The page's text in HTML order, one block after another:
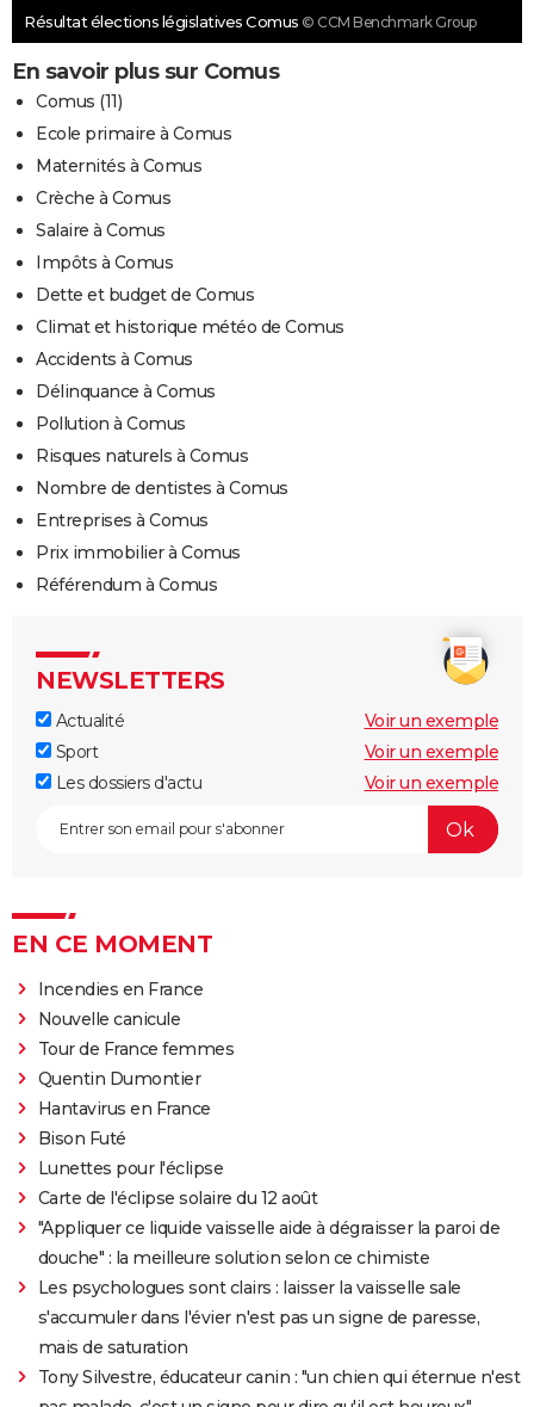
Résultat élections législatives Comus © CCM Benchmark Group
En savoir plus sur Comus
Comus (11)
Ecole primaire à Comus
Maternités à Comus
Crèche à Comus
Salaire à Comus
Impôts à Comus
Dette et budget de Comus
Climat et historique météo de Comus
Accidents à Comus
Délinquance à Comus
Pollution à Comus
Risques naturels à Comus
Nombre de dentistes à Comus
Entreprises à Comus
Prix immobilier à Comus
Référendum à Comus
NEWSLETTERS
Actualité
Voir un exemple
Sport
Voir un exemple
Les dossiers d'actu
Voir un exemple
EN CE MOMENT
Incendies en France
Nouvelle canicule
Tour de France femmes
Quentin Dumontier
Hantavirus en France
Bison Futé
Lunettes pour l'éclipse
Carte de l'éclipse solaire du 12 août
"Appliquer ce liquide vaisselle aide à dégraisser la paroi de
douche" : la meilleure solution selon ce chimiste
Les psychologues sont clairs : laisser la vaisselle sale
s'accumuler dans l'évier n'est pas un signe de paresse,
mais de saturation
Tony Silvestre, éducateur canin : "un chien qui éternue n'est